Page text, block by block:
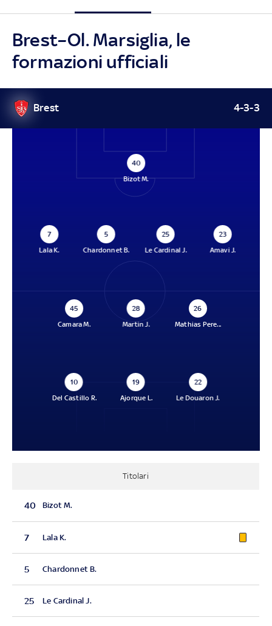
Brest–Ol. Marsiglia, le
formazioni ufficiali
Brest 4-3-3
40
Bizot M.
7
Lala K.
5
Chardonnet B.
25
Le Cardinal J.
23
Amavi J.
45
Camara M.
28
Martin J.
26
Mathias Pere...
10
Del Castillo R.
19
Ajorque L.
22
Le Douaron J.
Titolari
40 Bizot M.
7 Lala K.
5 Chardonnet B.
25 Le Cardinal J.